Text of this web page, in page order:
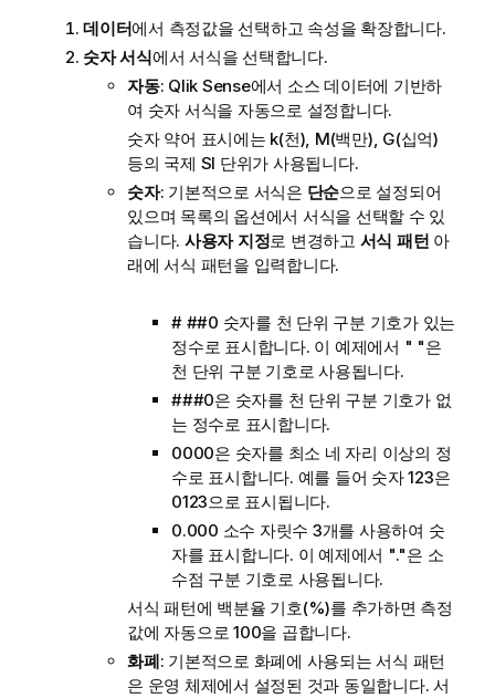
데이터에서 측정값을 선택하고 속성을 확장합니다.
숫자 서식에서 서식을 선택합니다.
자동: Qlik Sense에서 소스 데이터에 기반하
여 숫자 서식을 자동으로 설정합니다.
숫자 약어 표시에는 k(천), M(백만), G(십억)
등의 국제 SI 단위가 사용됩니다.
숫자: 기본적으로 서식은 단순으로 설정되어
있으며 목록의 옵션에서 서식을 선택할 수 있
습니다. 사용자 지정로 변경하고 서식 패턴 아
래에 서식 패턴을 입력합니다.
# ##0 숫자를 천 단위 구분 기호가 있는
정수로 표시합니다. 이 예제에서 " "은
천 단위 구분 기호로 사용됩니다.
###0은 숫자를 천 단위 구분 기호가 없
는 정수로 표시합니다.
0000은 숫자를 최소 네 자리 이상의 정
수로 표시합니다. 예를 들어 숫자 123은
0123으로 표시됩니다.
0.000 소수 자릿수 3개를 사용하여 숫
자를 표시합니다. 이 예제에서 "."은 소
수점 구분 기호로 사용됩니다.
서식 패턴에 백분율 기호(%)를 추가하면 측정
값에 자동으로 100을 곱합니다.
화폐: 기본적으로 화폐에 사용되는 서식 패턴
은 운영 체제에서 설정된 것과 동일합니다. 서